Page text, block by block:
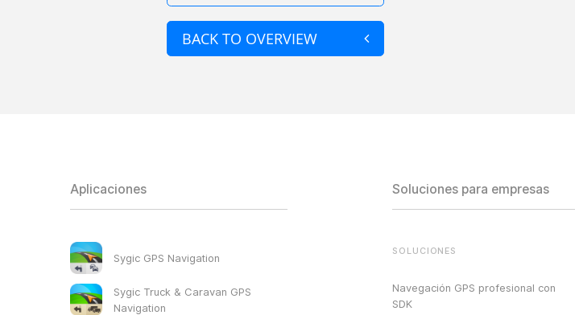
BACK TO OVERVIEW
Aplicaciones
Sygic GPS Navigation
Sygic Truck & Caravan GPS
Navigation
Soluciones para empresas
SOLUCIONES
Navegación GPS profesional con
SDK